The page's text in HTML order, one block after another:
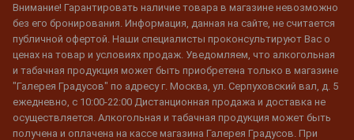
Внимание! Гарантировать наличие товара в магазине невозможно
без его бронирования. Информация, данная на сайте, не считается
публичной офертой. Наши специалисты проконсультируют Вас о
ценах на товар и условиях продаж. Уведомляем, что алкогольная
и табачная продукция может быть приобретена только в магазине
"Галерея Градусов" по адресу г. Москва, ул. Серпуховский вал, д. 5
ежедневно, с 10:00-22:00 Дистанционная продажа и доставка не
осуществляется. Алкогольная и табачная продукция может быть
получена и оплачена на кассе магазина Галерея Градусов. При